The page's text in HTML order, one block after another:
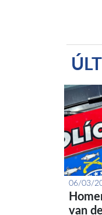
06/03/
van